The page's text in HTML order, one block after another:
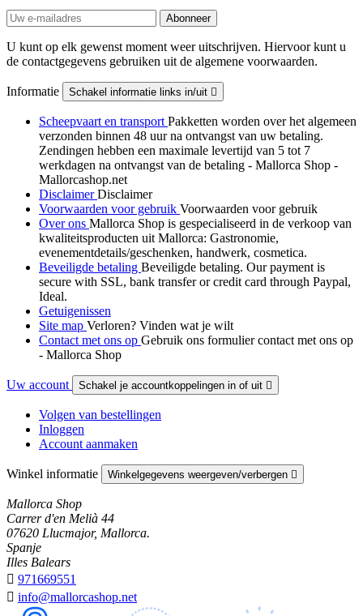
U kunt op elk gewenst moment weer uitschrijven. Hiervoor kunt u
de contactgegevens gebruiken uit de algemene voorwaarden.
Informatie Schakel informatie links in/uit 
Scheepvaart en transport Pakketten worden over het algemeen
verzonden binnen 48 uur na ontvangst van uw betaling.
Zendingen hebben een maximale levertijd van 5 tot 7
werkdagen na ontvangst van de betaling - Mallorca Shop -
Mallorcashop.net
DisclaimerDisclaimer
Voorwaarden voor gebruik Voorwaarden voor gebruik
Over ons Mallorca Shop is gespecialiseerd in de verkoop van
kwaliteitsproducten uit Mallorca: Gastronomie,
evenementdetails/geschenken, handwerk, cosmetica.
Beveiligde betaling Beveiligde betaling. Our payment is
secure with SSL, bank transfer or credit card through Paypal,
Ideal.
Getuigenissen
Site map Verloren? Vinden wat je wilt
Contact met ons op Gebruik ons formulier contact met ons op
- Mallorca Shop
Uw account Schakel je accountkoppelingen in of uit 
Volgen van bestellingen
Inloggen
Account aanmaken
Winkel informatie Winkelgegevens weergeven/verbergen 
Mallorca Shop
Carrer d'en Melià 44
07620 Llucmajor, Mallorca.
Spanje
Illes Balears
 971669551
 info@mallorcashop.net